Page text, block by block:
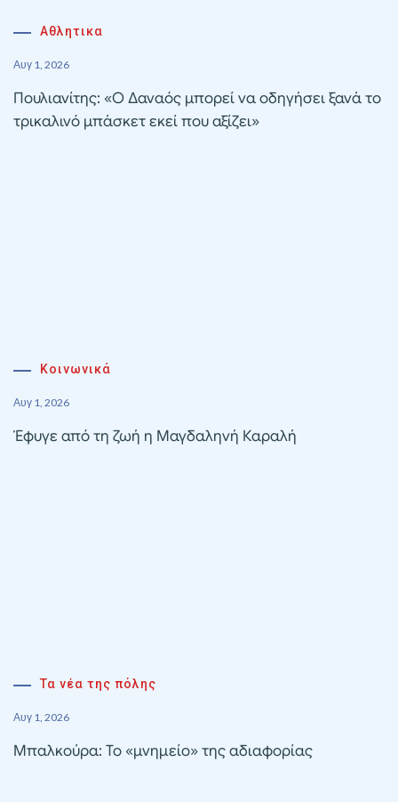
Αθλητικα
Αυγ 1, 2026
Πουλιανίτης: «Ο Δαναός μπορεί να οδηγήσει ξανά το
τρικαλινό μπάσκετ εκεί που αξίζει»
Κοινωνικά
Αυγ 1, 2026
Έφυγε από τη ζωή η Μαγδαληνή Καραλή
Τα νέα της πόλης
Αυγ 1, 2026
Μπαλκούρα: Το «μνημείο» της αδιαφορίας